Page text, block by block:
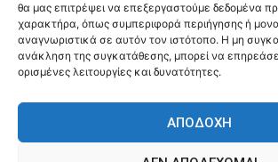
θα μας επιτρέψει να επεξεργαστούμε δεδομένα
χαρακτήρα, όπως συμπεριφορά περιήγησης ή
αναγνωριστικά σε αυτόν τον ιστότοπο. Η μη
ανάκληση της συγκατάθεσης, μπορεί να
ορισμένες λειτουργίες και δυνατότητες.
ΑΠΟΔΟΧΉ
ΕΠΙΚΟΙΝΩΝΙΑ
YOUTUBE